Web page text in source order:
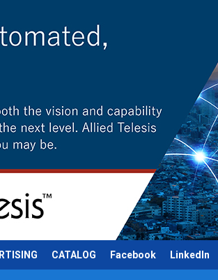
CATALOG Facebook LinkedIn